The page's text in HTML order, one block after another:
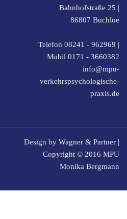
Bahnhofstraße 25 |
86807 Buchloe
Telefon 08241 - 962969 |
Mobil 0171 - 3660382
info@mpu-
verkehrspsychologische-
praxis.de
Design by Wagner & Partner |
Copyright © 2016 MPU
Monika Bergmann